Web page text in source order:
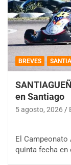
BREVES
en Santiago
5 agosto, 2026
El Campeonato
quinta fecha en